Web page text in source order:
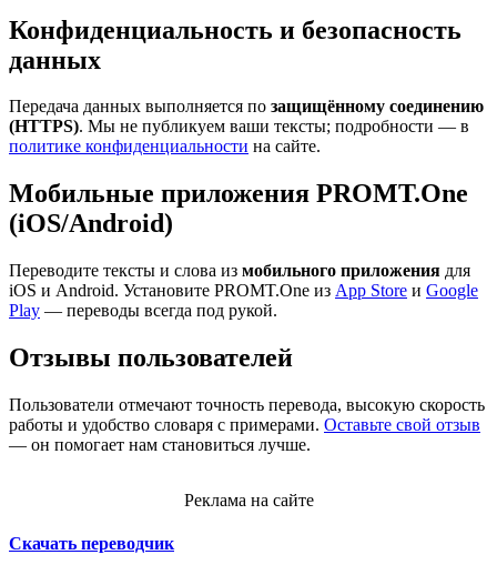
Конфиденциальность и безопасность
данных
Передача данных выполняется по защищённому соединению
(HTTPS). Мы не публикуем ваши тексты; подробности — в
политике конфиденциальности на сайте.
Мобильные приложения PROMT.One
(iOS/Android)
Переводите тексты и слова из мобильного приложения для
iOS и Android. Установите PROMT.One из App Store и Google
Play — переводы всегда под рукой.
Отзывы пользователей
Пользователи отмечают точность перевода, высокую скорость
работы и удобство словаря с примерами. Оставьте свой отзыв
— он помогает нам становиться лучше.
Реклама на сайте
Скачать переводчик